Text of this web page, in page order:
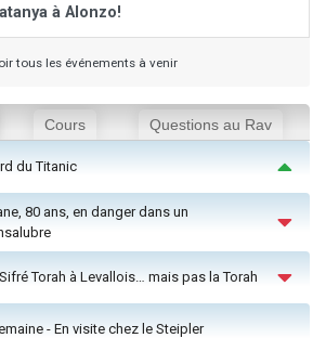
à Alonzo!
tous les événements à venir
Cours Questions au Rav
du Titanic
80 ans, en danger dans un
Torah à Levallois… mais pas la Torah
- En visite chez le Steipler